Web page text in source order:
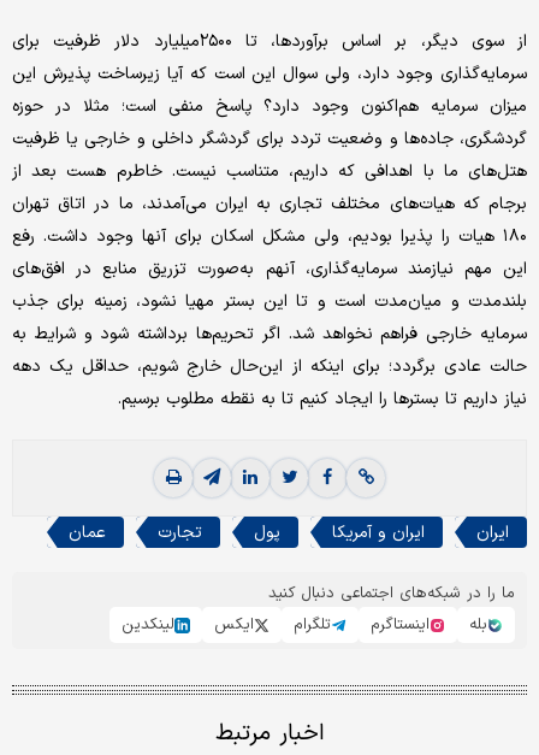
از سوی دیگر، بر اساس برآوردها، تا ۲۵۰۰‌میلیارد دلار ظرفیت برای
سرمایه‌گذاری وجود دارد، ولی سوال این است که آیا زیرساخت پذیرش این
میزان سرمایه هم‌اکنون وجود دارد؟ پاسخ منفی است؛ مثلا در حوزه
گردشگری، جاده‌‌‌‌ها و وضعیت تردد برای گردشگر داخلی و خارجی یا ظرفیت
هتل‌‌‌‌های ما با اهدافی که داریم، متناسب نیست. خاطرم هست بعد از
برجام که هیات‌‌‌‌های مختلف تجاری به ایران می‌‌‌‌آمدند، ما در اتاق تهران
۱۸۰ هیات را پذیرا بودیم، ولی مشکل اسکان برای آنها وجود داشت. رفع
این مهم نیازمند سرمایه‌گذاری، آنهم به‌صورت تزریق منابع در افق‌های
بلندمدت و میان‌مدت است و تا این بستر مهیا نشود، زمینه برای جذب
سرمایه خارجی فراهم نخواهد شد. اگر تحریم‌ها برداشته شود و شرایط به
حالت عادی برگردد؛ برای اینکه از این‌حال خارج شویم، حداقل یک دهه‌
نیاز داریم تا بسترها را ایجاد کنیم تا به نقطه مطلوب برسیم.
ایران ایران و آمریکا پول تجارت عمان
ما را در شبکه‌های اجتماعی دنبال کنید
بله
اینستاگرم تلگرام ایکس لینکدین
اخبار مرتبط